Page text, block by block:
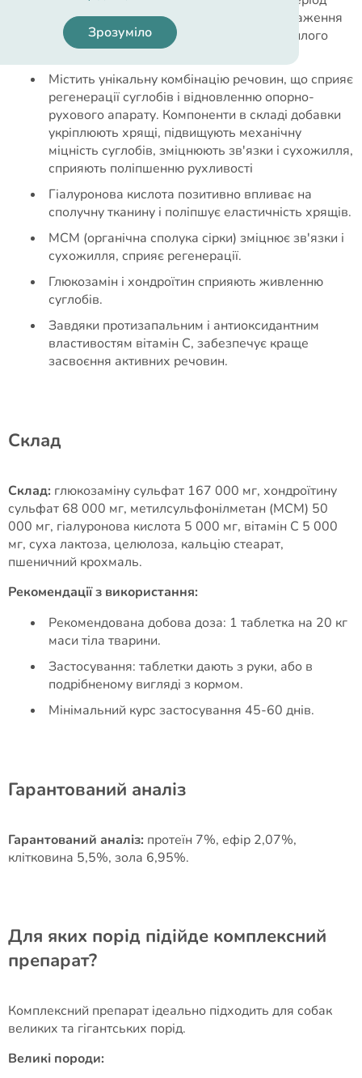
росту, собакам в період високого навантаження
на опорно-руховий апарат, собакам похилого
Містить унікальну комбінацію речовин, що сприяє
регенерації суглобів і відновленню опорно-
рухового апарату. Компоненти в складі добавки
укріплюють хрящі, підвищують механічну
міцність суглобів, зміцнюють зв'язки і сухожилля,
сприяють поліпшенню рухливості
Гіалуронова кислота позитивно впливає на
сполучну тканину і поліпшує еластичність хрящів.
МСМ (органічна сполука сірки) зміцнює зв'язки і
сухожилля, сприяє регенерації.
Глюкозамін і хондроїтин сприяють живленню
суглобів.
Завдяки протизапальним і антиоксидантним
властивостям вітамін С, забезпечує краще
засвоєння активних речовин.
Cклад
Склад: глюкозаміну сульфат 167 000 мг, хондроїтину
сульфат 68 000 мг, метилсульфонілметан (МСМ) 50
000 мг, гіалуронова кислота 5 000 мг, вітамін C 5 000
мг, суха лактоза, целюлоза, кальцію стеарат,
пшеничний крохмаль.
Рекомендації з використання:
Рекомендована добова доза: 1 таблетка на 20 кг
маси тіла тварини.
Застосування: таблетки дають з руки, або в
подрібненому вигляді з кормом.
Мінімальний курс застосування 45-60 днів.
Гарантований аналіз
Гарантований аналіз: протеїн 7%, ефір 2,07%,
клітковина 5,5%, зола 6,95%.
Для яких порід підійде комплексний
препарат?
Комплексний препарат ідеально підходить для собак
великих та гігантських порід.
Великі породи:
Зрозуміло